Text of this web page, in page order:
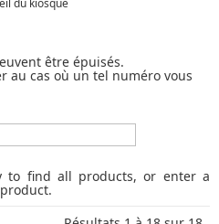
être épuisés.
au cas où un tel numéro vous
to find all products, or enter a